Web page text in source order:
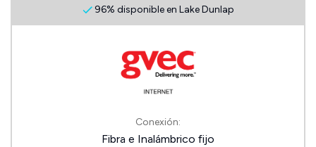
96% disponible en Lake Dunlap
Conexión:
Fibra e Inalámbrico fijo